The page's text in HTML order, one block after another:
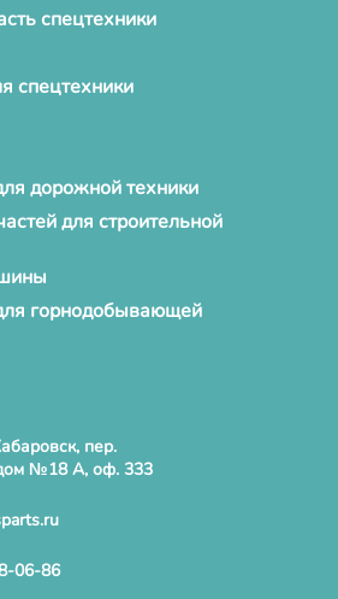
спецтехники
спецтехники
дорожной техники
для строительной
горнодобывающей
пер.
№18 А, оф. 333
06-86